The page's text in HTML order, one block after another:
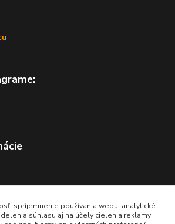
spríjemnenie používania webu, analytické
súhlasu aj na účely cielenia reklamy